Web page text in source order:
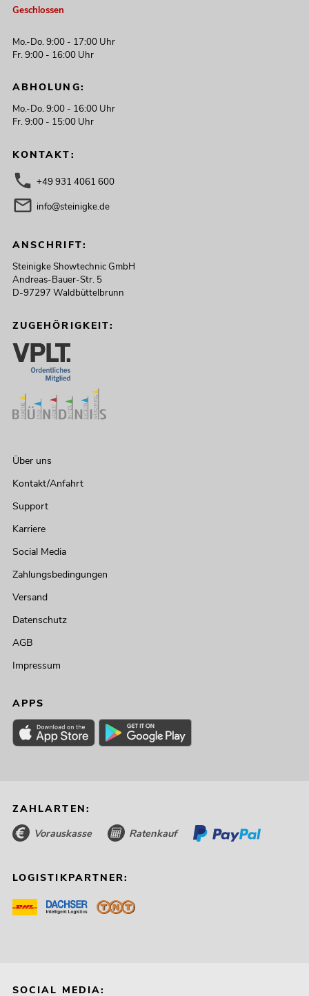
Geschlossen
Mo.-Do. 9:00 - 17:00 Uhr
Fr. 9:00 - 16:00 Uhr
ABHOLUNG:
Mo.-Do. 9:00 - 16:00 Uhr
Fr. 9:00 - 15:00 Uhr
KONTAKT:
+49 931 4061 600
info@steinigke.de
ANSCHRIFT:
Steinigke Showtechnic GmbH
Andreas-Bauer-Str. 5
D-97297 Waldbüttelbrunn
ZUGEHÖRIGKEIT:
Über uns
Kontakt/Anfahrt
Support
Karriere
Social Media
Zahlungsbedingungen
Versand
Datenschutz
AGB
Impressum
APPS
ZAHLARTEN:
Vorauskasse Ratenkauf
LOGISTIKPARTNER:
SOCIAL MEDIA: